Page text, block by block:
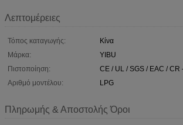
Λεπτομέρειες
Τόπος καταγωγής:
Κίνα
Μάρκα:
YIBU
Πιστοποίηση:
CE / UL / SGS / EAC / CR
Αριθμό μοντέλου:
LPG
Πληρωμής & Αποστολής Όροι